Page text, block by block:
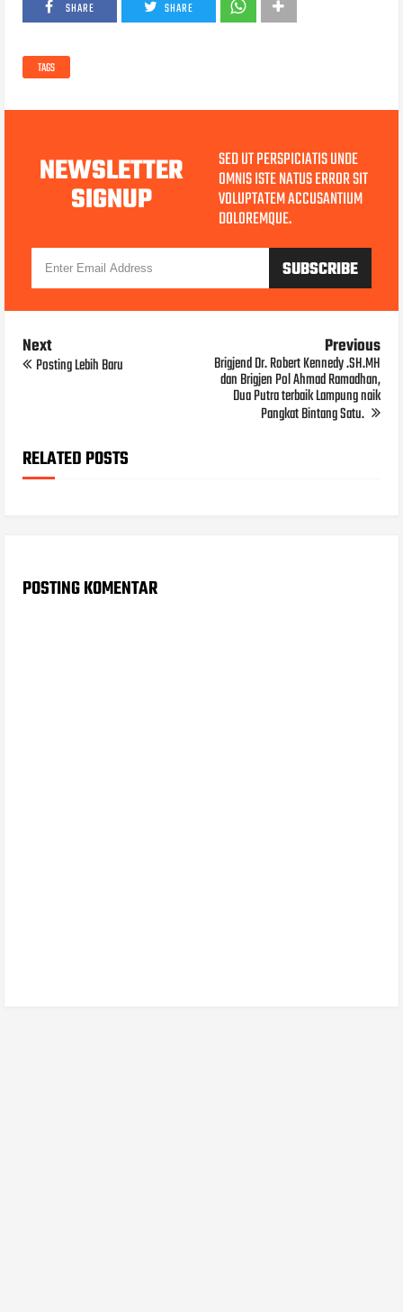
SHARE SHARE
TAGS
NEWSLETTER
SIGNUP
SED UT PERSPICIATIS UNDE
OMNIS ISTE NATUS ERROR SIT
VOLUPTATEM ACCUSANTIUM
DOLOREMQUE.
Next
Posting Lebih Baru
Previous
Brigjend Dr. Robert Kennedy .SH.MH
dan Brigjen Pol Ahmad Ramadhan,
Dua Putra terbaik Lampung naik
Pangkat Bintang Satu.
RELATED POSTS
POSTING KOMENTAR